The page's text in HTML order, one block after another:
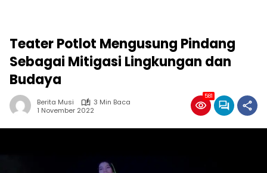
Teater Potlot Mengusung Pindang
Sebagai Mitigasi Lingkungan dan
Budaya
Berita Musi
3 Min Baca
1 November 2022
581